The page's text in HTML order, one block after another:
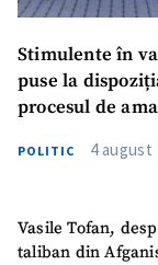
Stimulente în
puse la
procesul de
POLITIC 4 august
Vasile Tofan,
taliban din